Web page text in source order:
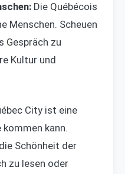
Die Québécois
Menschen. Scheuen
Gespräch zu
Kultur und
City ist eine
kommen kann.
Schönheit der
zu lesen oder